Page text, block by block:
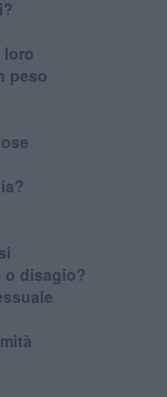
loro
peso
o disagio?